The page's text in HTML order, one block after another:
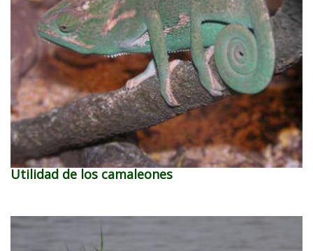
Utilidad de los camaleones